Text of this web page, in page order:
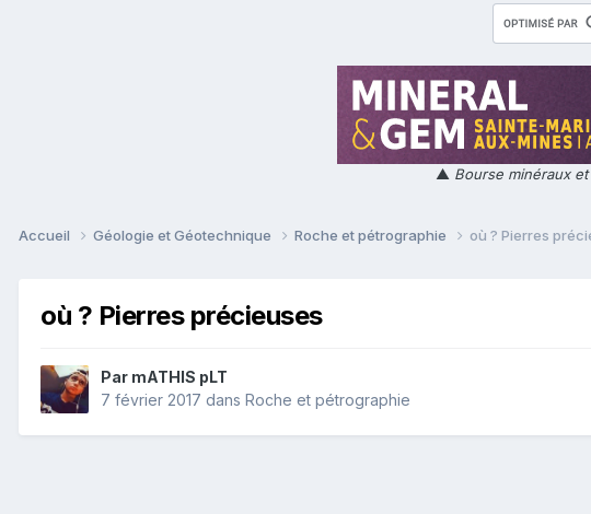
▲ Bourse minéraux
Accueil Géologie et Géotechnique Roche et pétrographie où ? Pierres
où ? Pierres précieuses
Par mATHIS pLT
7 février 2017 dans Roche et pétrographie